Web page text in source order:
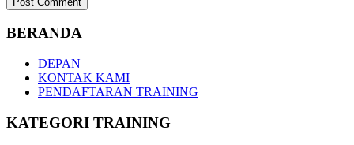
BERANDA
DEPAN
KONTAK KAMI
PENDAFTARAN TRAINING
KATEGORI TRAINING